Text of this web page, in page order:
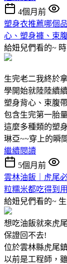
4個月前
塑身衣推薦哪個
心、塑身褲、束
給妞兒們看的~
生完老二我終於
學開始就陸陸續
塑身背心、束腹
包含生完第一胎
這麼多種類的塑
琳亞~~穿上的瞬
繼續閱讀
5個月前
雲林油飯｜虎尾
粒糯米都吃得到
給妞兒們看的~
想吃油飯就來虎
保證回不去!
位於雲林縣虎尾
以前是工程師，